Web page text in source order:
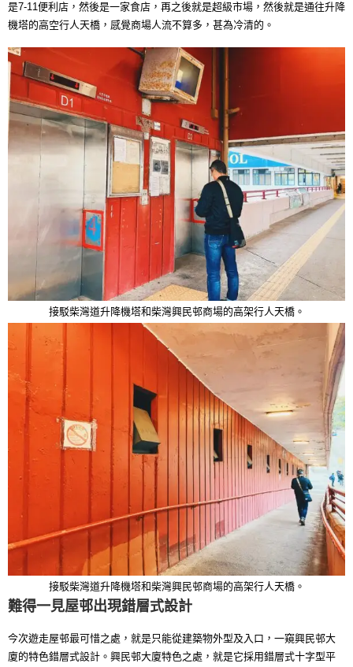
是7-11便利店，然後是一家食店，再之後就是超級市場，然後就是通往升降
機塔的高空行人天橋，感覺商場人流不算多，甚為冷清的。
接駁柴灣道升降機塔和柴灣興民邨商場的高架行人天橋。
接駁柴灣道升降機塔和柴灣興民邨商場的高架行人天橋。
難得一見屋邨出現錯層式設計
今次遊走屋邨最可惜之處，就是只能從建築物外型及入口，一窺興民邨大
廈的特色錯層式設計。興民邨大廈特色之處，就是它採用錯層式十字型平